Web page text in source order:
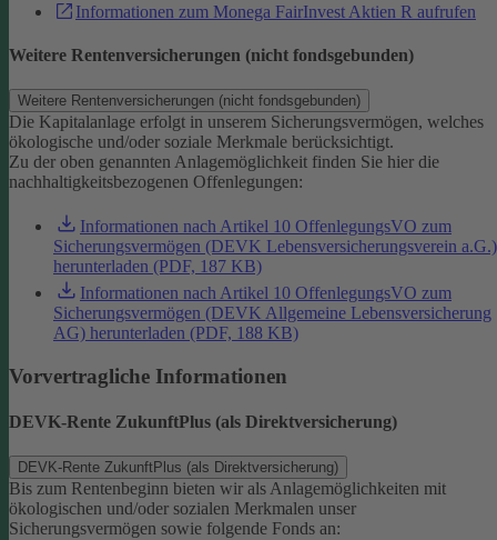
Informationen zum Monega FairInvest Aktien R aufrufen
Weitere Rentenversicherungen (nicht fondsgebunden)
Weitere Rentenversicherungen (nicht fondsgebunden)
Die Kapitalanlage erfolgt in unserem Sicherungsvermögen, welches
ökologische und/oder soziale Merkmale berücksichtigt.
Zu der oben genannten Anlagemöglichkeit finden Sie hier die
nachhaltigkeitsbezogenen Offenlegungen:
Informationen nach Artikel 10 OffenlegungsVO zum
Sicherungsvermögen (DEVK Lebensversicherungsverein a.G.)
herunterladen (PDF, 187 KB)
Informationen nach Artikel 10 OffenlegungsVO zum
Sicherungsvermögen (DEVK Allgemeine Lebensversicherung
AG) herunterladen (PDF, 188 KB)
Vorvertragliche Informationen
DEVK-Rente ZukunftPlus (als Direktversicherung)
DEVK-Rente ZukunftPlus (als Direktversicherung)
Bis zum Rentenbeginn bieten wir als Anlagemöglichkeiten mit
ökologischen und/oder sozialen Merkmalen unser
Sicherungsvermögen sowie folgende Fonds an: